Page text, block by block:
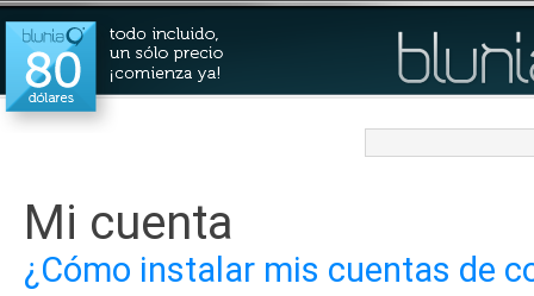
Mi cuenta
¿Cómo instalar mis cuentas de